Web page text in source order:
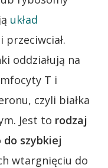
układ
oddziałują na
T i
czyli białka
Jest to rodzaj
szybkiej
wtargnięciu do